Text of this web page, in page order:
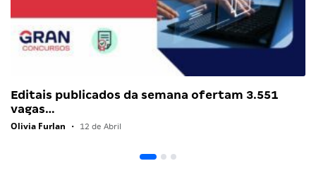
Editais publicados da semana ofertam 3.551
vagas…
Olivia Furlan • 12 de Abril